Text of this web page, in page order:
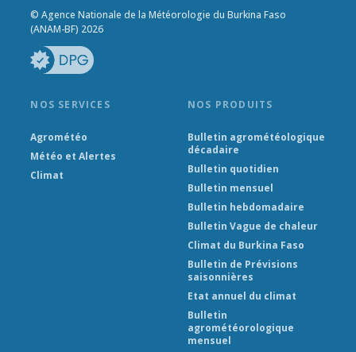
© Agence Nationale de la Météorologie du Burkina Faso
(ANAM-BF) 2026
NOS SERVICES
Agrométéo
Météo et Alertes
Climat
NOS PRODUITS
Bulletin agrométéologique
décadaire
Bulletin quotidien
Bulletin mensuel
Bulletin hebdomadaire
Bulletin Vague de chaleur
Climat du Burkina Faso
Bulletin de Prévisions
saisonnières
Etat annuel du climat
Bulletin
agrométéorologique
mensuel